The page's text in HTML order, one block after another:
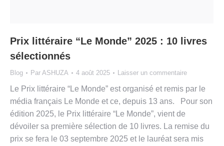
Prix littéraire “Le Monde” 2025 : 10 livres
sélectionnés
Blog Par ASHUZA 4 août 2025 Laisser un commentaire
Le Prix littéraire “Le Monde” est organisé et remis par le
média français Le Monde et ce, depuis 13 ans. Pour son
édition 2025, le Prix littéraire “Le Monde”, vient de
dévoiler sa première sélection de 10 livres. La remise du
prix se fera le 03 septembre 2025 et le lauréat sera mis